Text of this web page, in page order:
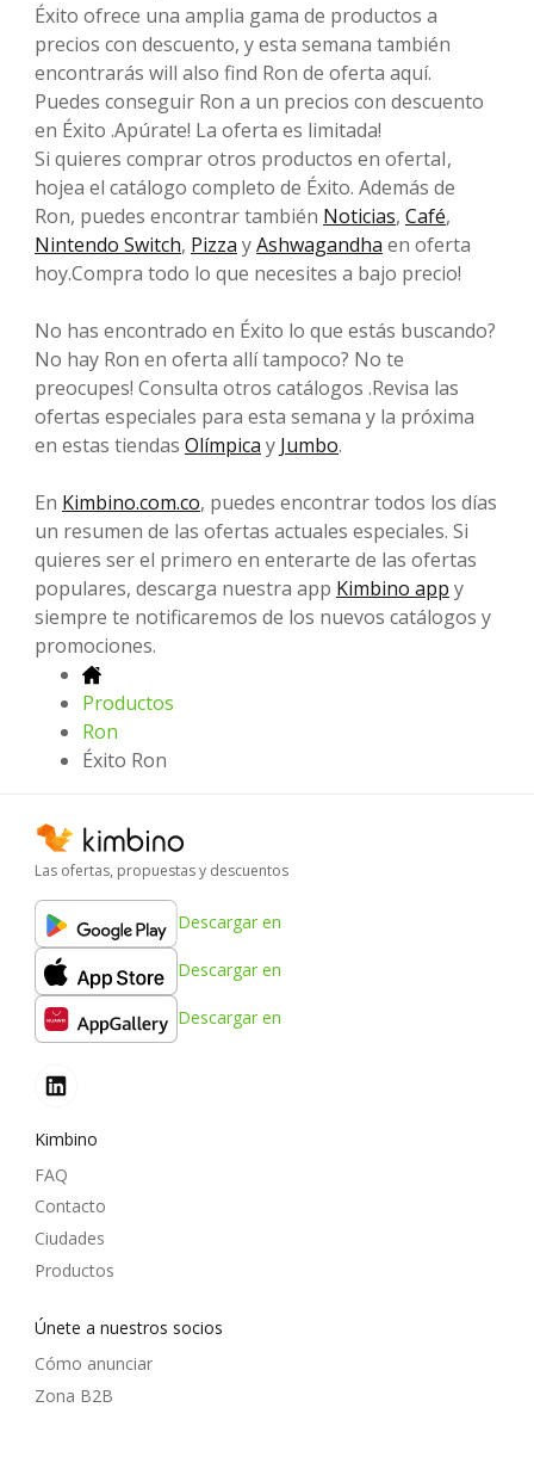
Éxito ofrece una amplia gama de productos a
precios con descuento, y esta semana también
encontrarás will also find Ron de oferta aquí.
Puedes conseguir Ron a un precios con descuento
en Éxito .Apúrate! La oferta es limitada!
Si quieres comprar otros productos en ofertaI,
hojea el catálogo completo de Éxito. Además de
Ron, puedes encontrar también Noticias, Café,
Nintendo Switch, Pizza yAshwagandha en oferta
hoy.Compra todo lo que necesites a bajo precio!
No has encontrado en Éxito lo que estás buscando?
No hay Ron en oferta allí tampoco? No te
preocupes! Consulta otros catálogos .Revisa las
ofertas especiales para esta semana y la próxima
en estas tiendas Olímpica y Jumbo.
En Kimbino.com.co, puedes encontrar todos los días
un resumen de las ofertas actuales especiales. Si
quieres ser el primero en enterarte de las ofertas
populares, descarga nuestra app Kimbino app y
siempre te notificaremos de los nuevos catálogos y
promociones.
Productos
Ron
Éxito Ron
Las ofertas, propuestas y descuentos
Descargar en
Descargar en
Descargar en
Kimbino
FAQ
Contacto
Ciudades
Productos
Únete a nuestros socios
Cómo anunciar
Zona B2B